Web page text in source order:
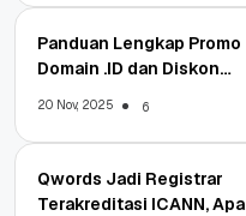
Panduan Lengkap Promo
Domain .ID dan Diskon
20 Nov, 2025 6
Qwords Jadi Registrar
Terakreditasi ICANN, Apa